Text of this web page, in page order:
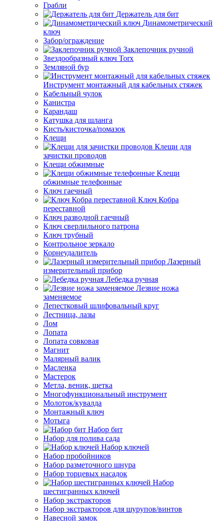
Грабли
Держатель для бит
Динамометрический
ключ
Забор/ограждение
Заклепочник ручной
Звездообразный ключ Torx
Земляной бур
Инструмент монтажный для кабельных стяжек
Кабельный чулок
Канистра
Карандаш
Катушка для шланга
Кисть/кисточка/помазок
Клещи
Клещи для
зачистки проводов
Клещи обжимные
Клещи
обжимные телефонные
Ключ гаечный
Ключ Кобра
переставной
Ключ разводной гаечный
Ключ сверлильного патрона
Ключ трубный
Контрольное зеркало
Корнеудалитель
Лазерный
измерительный прибор
Лебедка ручная
Лезвие ножа
заменяемое
Лепестковый шлифовальный круг
Лестница, лазы
Лом
Лопата
Лопата совковая
Магнит
Малярный валик
Масленка
Мастерок
Метла, веник, щетка
Многофункциональный инструмент
Молоток/кувалда
Монтажный ключ
Мотыга
Набор бит
Набор для полива сада
Набор ключей
Набор пробойников
Набор разметочного шнура
Набор торцевых насадок
Набор
шестигранных ключей
Набор экстракторов
Набор экстракторов для шурупов/винтов
Навесной замок